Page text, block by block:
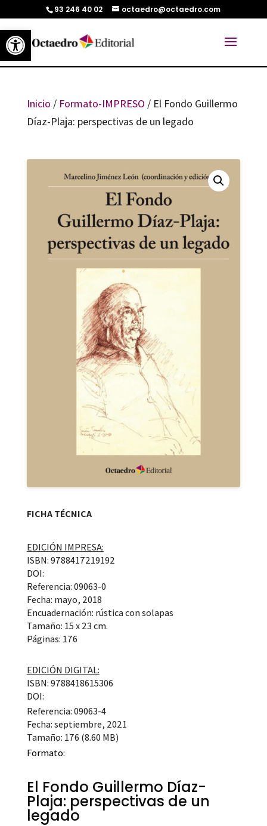
Abrir barra de herramientas
93 246 40 02 octaedro@octaedro.com
Inicio / Formato-IMPRESO / El Fondo Guillermo
Díaz-Plaja: perspectivas de un legado
FICHA TÉCNICA
EDICIÓN IMPRESA:
ISBN: 9788417219192
DOI:
Referencia: 09063-0
Fecha: mayo, 2018
Encuadernación: rústica con solapas
Tamaño: 15 x 23 cm.
Páginas: 176
EDICIÓN DIGITAL:
ISBN: 9788418615306
DOI:
Referencia: 09063-4
Fecha: septiembre, 2021
Tamaño: 176 (8.60 MB)
Formato:
El Fondo Guillermo Díaz-
Plaja: perspectivas de un
legado